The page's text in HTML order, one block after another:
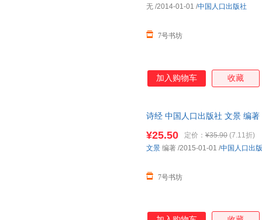
7号书坊
无 /2014-01-01 /中国人口出版社
加入购物车 收藏
诗经 中国人口出版社 文景 编
¥25.50 定价： ¥35.90 (7.11折)
7号书坊
文景 编著 /2015-01-01 /中国人口出